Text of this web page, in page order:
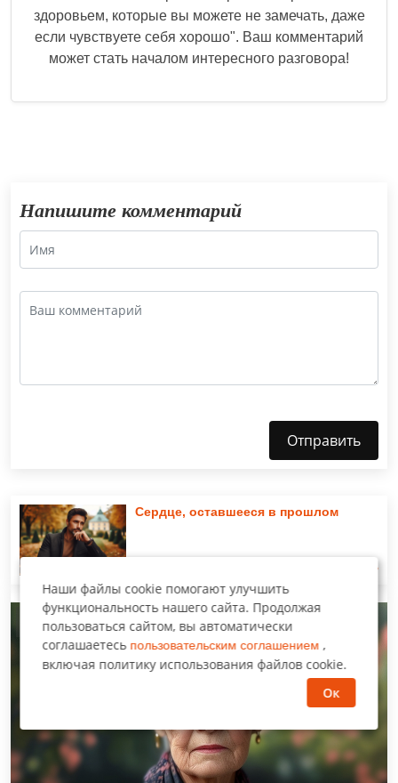
здоровьем, которые вы можете не замечать, даже
если чувствуете себя хорошо". Ваш комментарий
может стать началом интересного разговора!
Напишите комментарий
Отправить
Сердце, оставшееся в прошлом
Читать
Увлекательный рассказ
Наши файлы cookie помогают улучшить
функциональность нашего сайта. Продолжая
пользоваться сайтом, вы автоматически
соглашаетесь пользовательским соглашением ,
включая политику использования файлов cookie.
Ок